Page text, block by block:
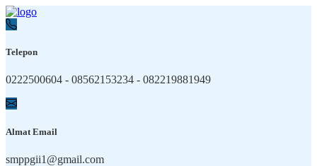
Telepon
0222500604 - 08562153234 - 082219881949
Almat Email
smppgii1@gmail.com